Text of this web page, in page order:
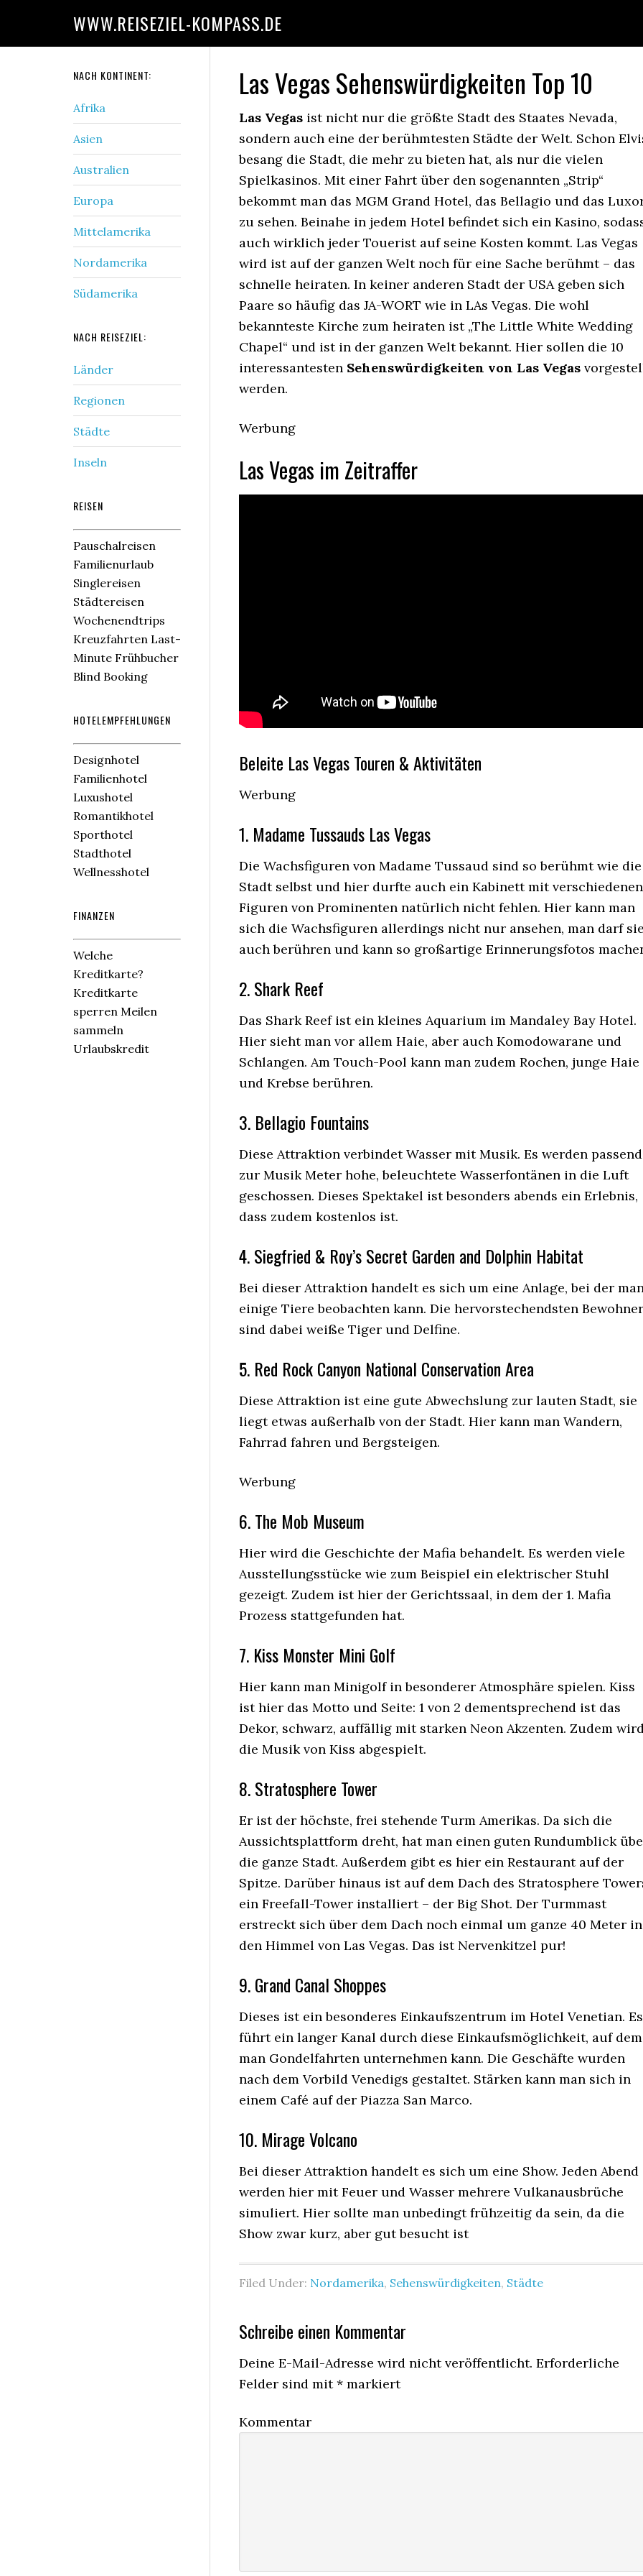
WWW.REISEZIEL-KOMPASS.DE
Las Vegas Sehenswürdigkeiten Top 10
Las Vegas ist nicht nur die größte Stadt des Staates Nevada,
sondern auch eine der berühmtesten Städte der Welt. Schon
besang die Stadt, die mehr zu bieten hat, als nur die vielen
Spielkasinos. Mit einer Fahrt über den sogenannten „Strip“
bekommt man das MGM Grand Hotel, das Bellagio und das
zu sehen. Beinahe in jedem Hotel befindet sich ein Kasino,
auch wirklich jeder Touerist auf seine Kosten kommt. Las Vegas
wird ist auf der ganzen Welt noch für eine Sache berühmt – das
schnelle heiraten. In keiner anderen Stadt der USA geben sich
Paare so häufig das JA-WORT wie in LAs Vegas. Die wohl
bekannteste Kirche zum heiraten ist „The Little White Wedding
Chapel“ und ist in der ganzen Welt bekannt. Hier sollen die 10
interessantesten Sehenswürdigkeiten von Las Vegas
werden.
Werbung
Las Vegas im Zeitraffer
Beleite Las Vegas Touren & Aktivitäten
Werbung
1. Madame Tussauds Las Vegas
Die Wachsfiguren von Madame Tussaud sind so berühmt wie die
Stadt selbst und hier durfte auch ein Kabinett mit verschiedenen
Figuren von Prominenten natürlich nicht fehlen. Hier kann man
sich die Wachsfiguren allerdings nicht nur ansehen, man darf sie
auch berühren und kann so großartige Erinnerungsfotos
2. Shark Reef
Das Shark Reef ist ein kleines Aquarium im Mandaley Bay Hotel.
Hier sieht man vor allem Haie, aber auch Komodowarane und
Schlangen. Am Touch-Pool kann man zudem Rochen, junge Haie
und Krebse berühren.
3. Bellagio Fountains
Diese Attraktion verbindet Wasser mit Musik. Es werden passend
zur Musik Meter hohe, beleuchtete Wasserfontänen in die Luft
geschossen. Dieses Spektakel ist besonders abends ein Erlebnis,
dass zudem kostenlos ist.
4. Siegfried & Roy’s Secret Garden and Dolphin Habitat
Bei dieser Attraktion handelt es sich um eine Anlage, bei der
einige Tiere beobachten kann. Die hervorstechendsten Bewohner
sind dabei weiße Tiger und Delfine.
5. Red Rock Canyon National Conservation Area
Diese Attraktion ist eine gute Abwechslung zur lauten Stadt, sie
liegt etwas außerhalb von der Stadt. Hier kann man Wandern,
Fahrrad fahren und Bergsteigen.
Werbung
6. The Mob Museum
Hier wird die Geschichte der Mafia behandelt. Es werden viele
Ausstellungsstücke wie zum Beispiel ein elektrischer Stuhl
gezeigt. Zudem ist hier der Gerichtssaal, in dem der 1. Mafia
Prozess stattgefunden hat.
7. Kiss Monster Mini Golf
Hier kann man Minigolf in besonderer Atmosphäre spielen. Kiss
ist hier das Motto und Seite: 1 von 2 dementsprechend ist das
Dekor, schwarz, auffällig mit starken Neon Akzenten. Zudem
die Musik von Kiss abgespielt.
8. Stratosphere Tower
Er ist der höchste, frei stehende Turm Amerikas. Da sich die
Aussichtsplattform dreht, hat man einen guten Rundumblick
die ganze Stadt. Außerdem gibt es hier ein Restaurant auf der
Spitze. Darüber hinaus ist auf dem Dach des Stratosphere
ein Freefall-Tower installiert – der Big Shot. Der Turmmast
erstreckt sich über dem Dach noch einmal um ganze 40 Meter in
den Himmel von Las Vegas. Das ist Nervenkitzel pur!
9. Grand Canal Shoppes
Dieses ist ein besonderes Einkaufszentrum im Hotel Venetian. Es
führt ein langer Kanal durch diese Einkaufsmöglichkeit, auf dem
man Gondelfahrten unternehmen kann. Die Geschäfte wurden
nach dem Vorbild Venedigs gestaltet. Stärken kann man sich in
einem Café auf der Piazza San Marco.
10. Mirage Volcano
Bei dieser Attraktion handelt es sich um eine Show. Jeden Abend
werden hier mit Feuer und Wasser mehrere Vulkanausbrüche
simuliert. Hier sollte man unbedingt frühzeitig da sein, da die
Show zwar kurz, aber gut besucht ist
Filed Under: Nordamerika, Sehenswürdigkeiten, Städte
Schreibe einen Kommentar
Deine E-Mail-Adresse wird nicht veröffentlicht. Erforderliche
Felder sind mit* markiert
Kommentar
NACH KONTINENT:
Afrika
Asien
Australien
Europa
Mittelamerika
Nordamerika
Südamerika
NACH REISEZIEL:
Länder
Regionen
Städte
Inseln
REISEN
Pauschalreisen
Familienurlaub
Singlereisen
Städtereisen
Wochenendtrips
Kreuzfahrten Last-
Minute Frühbucher
Blind Booking
HOTELEMPFEHLUNGEN
Designhotel
Familienhotel
Luxushotel
Romantikhotel
Sporthotel
Stadthotel
Wellnesshotel
FINANZEN
Welche
Kreditkarte?
Kreditkarte
sperren Meilen
sammeln
Urlaubskredit